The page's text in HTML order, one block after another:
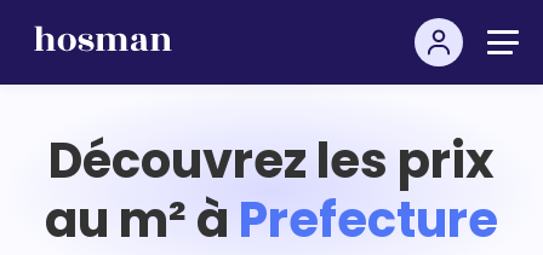
Découvrez les prix
au m² à Prefecture